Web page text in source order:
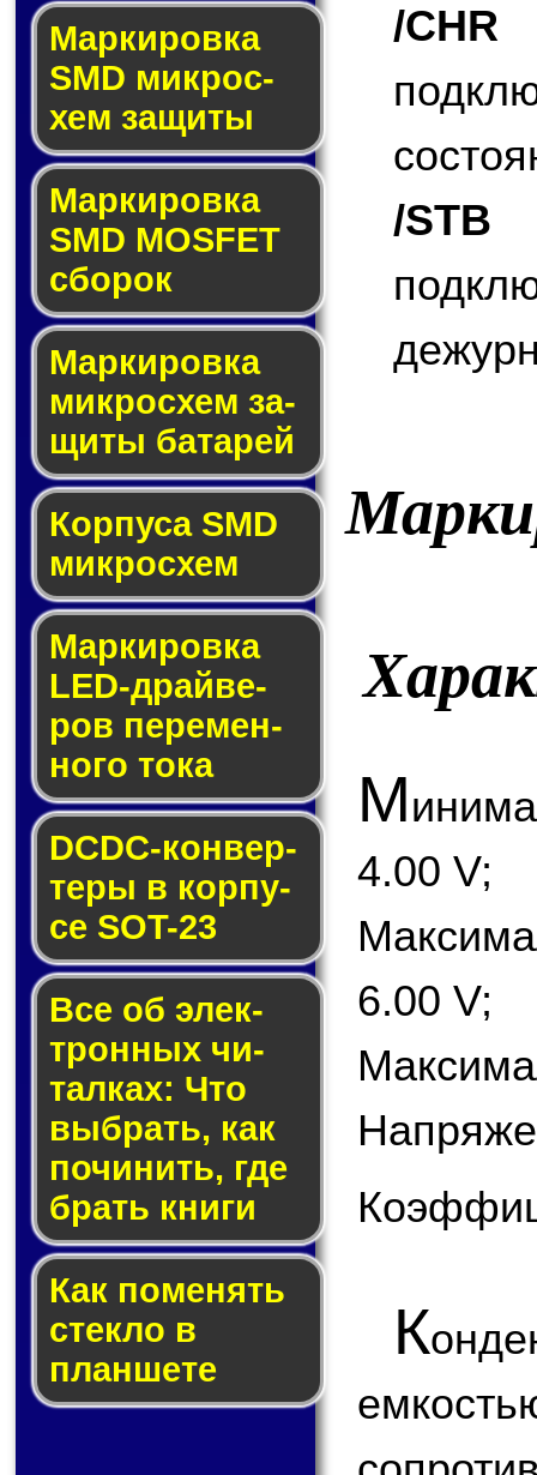
Мар­ки­ров­ка
SMD мик­рос­
хем защиты
Мар­ки­ров­ка
SMD MOSFET
сбо­рок
Мар­ки­ров­ка
мик­ро­схем за­
щи­ты ба­та­рей
Корпуса SMD
мик­ро­схем
Маркировка
LED-драй­ве­
ров пе­ре­мен­
но­го то­ка
DCDC-кон­вер­
те­ры в кор­пу­
се SOT-23
Все об элек­
трон­ных чи­
тал­ках: Что
выб­рать, как
по­чи­нить, где
брать кни­ги
Как по­ме­нять
стек­ло в
планшете
/CHR
/STB
М
4.00 V;
6.00 V;
К